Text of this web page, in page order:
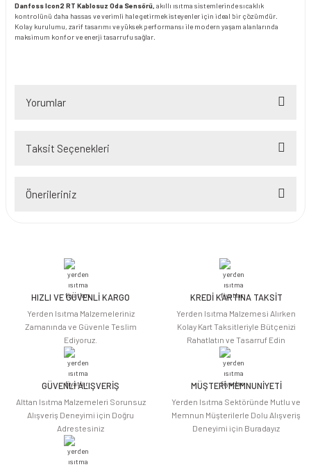
Danfoss Icon2 RT Kablosuz Oda Sensörü, akıllı ısıtma sistemlerinde sıcaklık
kontrolünü daha hassas ve verimli hale getirmek isteyenler için ideal bir çözümdür.
Kolay kurulumu, zarif tasarımı ve yüksek performansı ile modern yaşam alanlarında
maksimum konfor ve enerji tasarrufu sağlar.
Yorumlar
Taksit Seçenekleri
Önerileriniz
iletebilirsiniz.
Görüş ve önerileriniz için teşekkür ederiz.
Ürün açıklamasında eksik bilgiler bulunuyor.
Ürün bilgilerinde hatalar bulunuyor.
Ürün fiyatı diğer sitelerden daha pahalı.
Bu ürüne benzer farklı alternatifler olmalı.
HIZLI VE GÜVENLİ KARGO
Yerden Isıtma Malzemeleriniz
Zamanında ve Güvenle Teslim
Ediyoruz.
KREDİ KARTINA TAKSİT
Yerden Isıtma Malzemesi Alırken
Kolay Kart Taksitleriyle Bütçenizi
Rahatlatın ve Tasarruf Edin
GÜVENLİ ALIŞVERİŞ
Alttan Isıtma Malzemeleri Sorunsuz
Alışveriş Deneyimi için Doğru
Adrestesiniz
MÜŞTERİ MEMNUNİYETİ
Yerden Isıtma Sektöründe Mutlu ve
Memnun Müşterilerle Dolu Alışveriş
Deneyimi için Buradayız